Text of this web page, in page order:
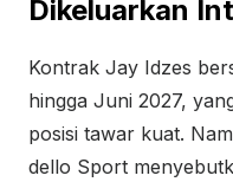
Dikeluarkan
Kontrak Jay Idzes
hingga Juni 2027,
posisi tawar kuat.
dello Sport